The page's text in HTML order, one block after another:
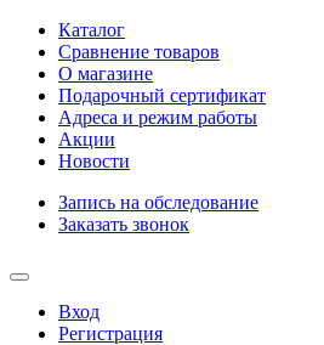
Каталог
Сравнение товаров
О магазине
Подарочный сертификат
Адреса и режим работы
Акции
Новости
Запись на обследование
Заказать звонок
Вход
Регистрация